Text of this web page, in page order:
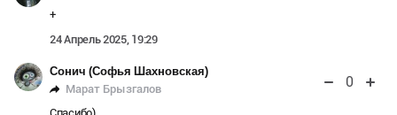
+
24 Апрель 2025, 19:29
Сонич (Софья Шахновская)
Марат Брызгалов
0